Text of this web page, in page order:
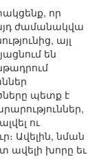
որ
ժամանակվա
այլ
են
պետք է
ու
Ավելին, նման
ավելի խորը եւ